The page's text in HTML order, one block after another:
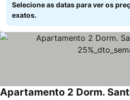
Selecione as datas para ver os
exatos.